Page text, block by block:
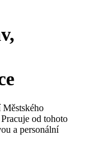
od tohoto
a personální